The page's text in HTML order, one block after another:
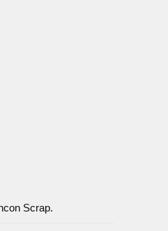
Scrap.